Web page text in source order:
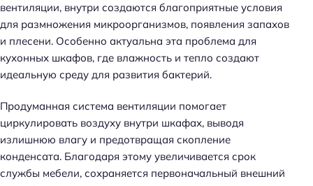
вентиляции, внутри создаются благоприятные условия
для размножения микроорганизмов, появления запахов
и плесени. Особенно актуальна эта проблема для
кухонных шкафов, где влажность и тепло создают
идеальную среду для развития бактерий.
Продуманная система вентиляции помогает
циркулировать воздуху внутри шкафах, выводя
излишнюю влагу и предотвращая скопление
конденсата. Благодаря этому увеличивается срок
службы мебели, сохраняется первоначальный внешний